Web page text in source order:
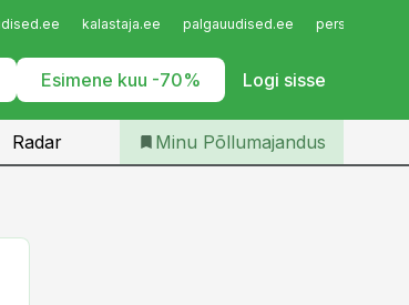
kalastaja.ee palgauudised.ee
Esimene kuu -70% Logi sisse
Iseteenindus
Telli Põllumajandus
Radar Minu Põllumajandus